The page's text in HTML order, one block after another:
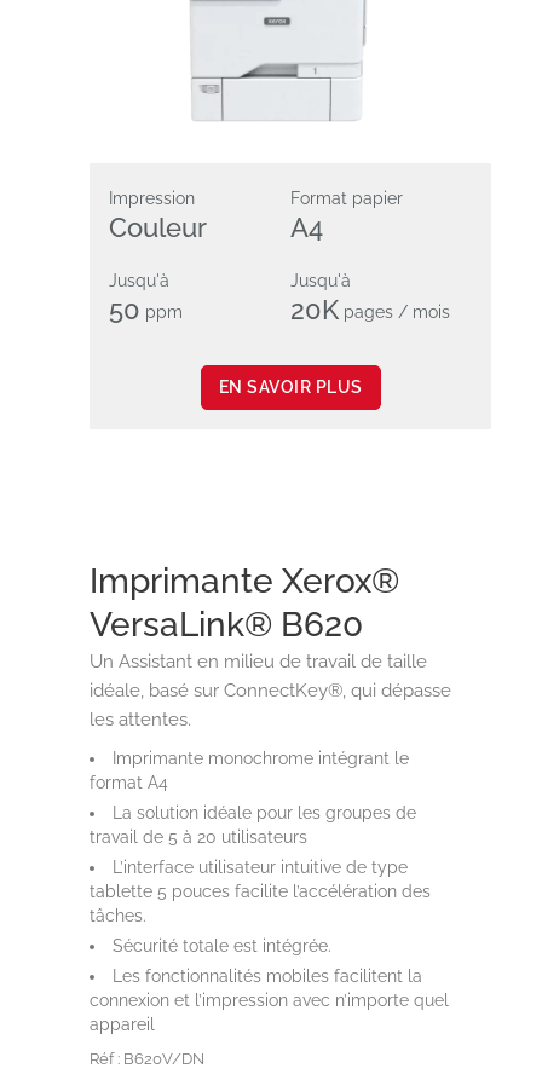
Impression
Couleur
Format papier
A4
Jusqu'à
50 ppm
Jusqu'à
20K pages / mois
EN SAVOIR PLUS
Imprimante Xerox®
VersaLink® B620
Un Assistant en milieu de travail de taille
idéale, basé sur ConnectKey®, qui dépasse
les attentes.
Imprimante monochrome intégrant le
format A4
La solution idéale pour les groupes de
travail de 5 à 20 utilisateurs
L’interface utilisateur intuitive de type
tablette 5 pouces facilite l’accélération des
tâches.
Sécurité totale est intégrée.
Les fonctionnalités mobiles facilitent la
connexion et l’impression avec n’importe quel
appareil
Réf : B620V/DN